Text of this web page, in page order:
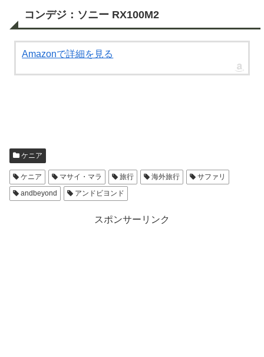
コンデジ：ソニー RX100M2
Amazonで詳細を見る
ケニア
ケニア マサイ・マラ 旅行 海外旅行
サファリ
andbeyond
アンドビヨンド
スポンサーリンク